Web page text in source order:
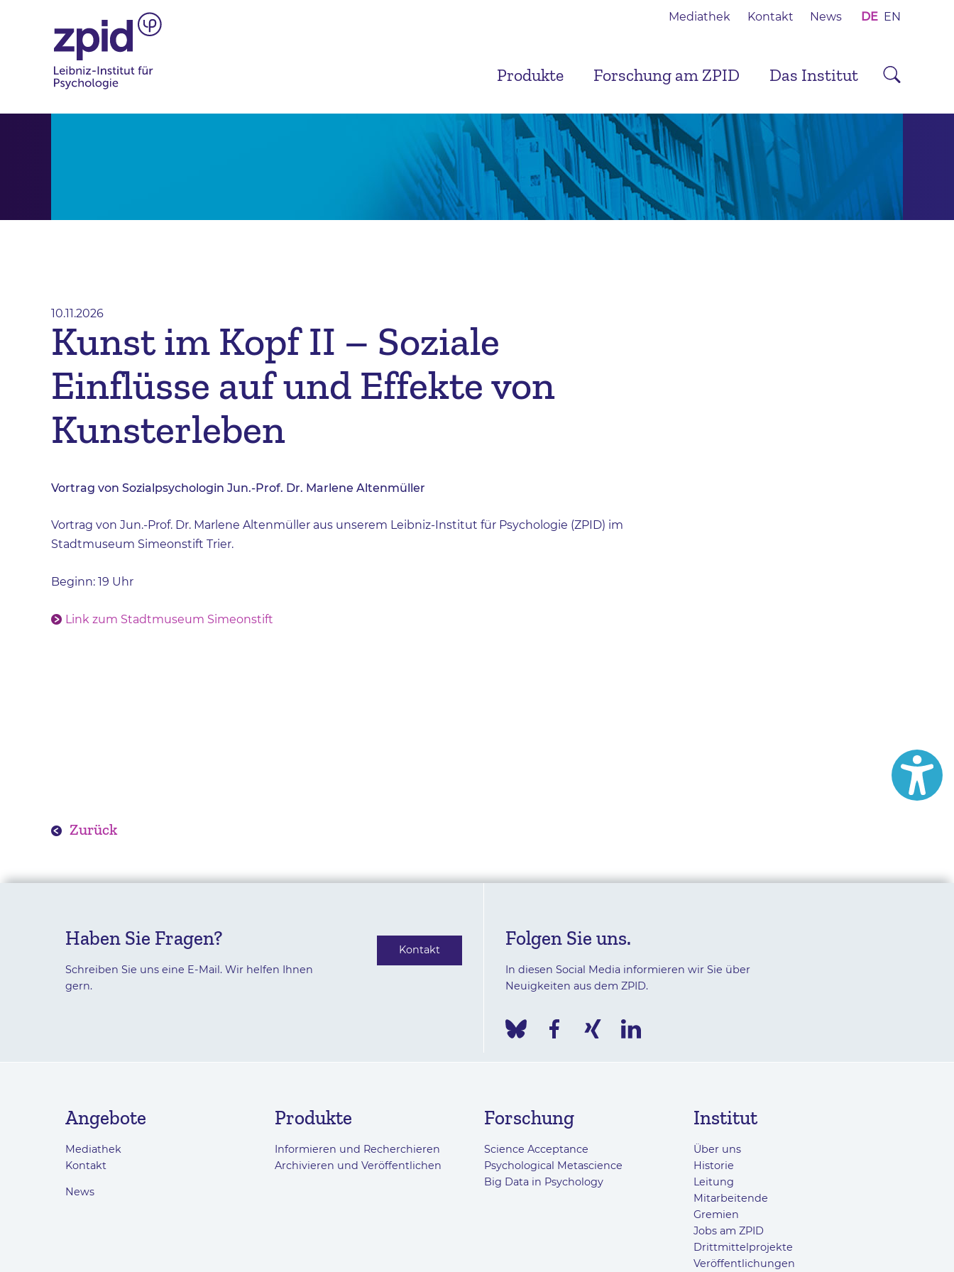
Mediathek Kontakt News DE EN
Produkte Forschung am ZPID Das Institut
10.11.2026
Kunst im Kopf II – Soziale
Einflüsse auf und Effekte von
Kunsterleben
Vortrag von Sozialpsychologin Jun.-Prof. Dr. Marlene Altenmüller
Vortrag von Jun.-Prof. Dr. Marlene Altenmüller aus unserem Leibniz-Institut für Psychologie (ZPID) im
Stadtmuseum Simeonstift Trier.
Beginn: 19 Uhr
Link zum Stadtmuseum Simeonstift
Zurück
Haben Sie Fragen?
Schreiben Sie uns eine E-Mail. Wir helfen Ihnen
gern.
Kontakt
Folgen Sie uns.
In diesen Social Media informieren wir Sie über
Neuigkeiten aus dem ZPID.
Angebote
Mediathek
Kontakt
News
Produkte
Informieren und Recherchieren
Archivieren und Veröffentlichen
Forschung
Science Acceptance
Psychological Metascience
Big Data in Psychology
Institut
Über uns
Historie
Leitung
Mitarbeitende
Gremien
Jobs am ZPID
Drittmittelprojekte
Veröffentlichungen